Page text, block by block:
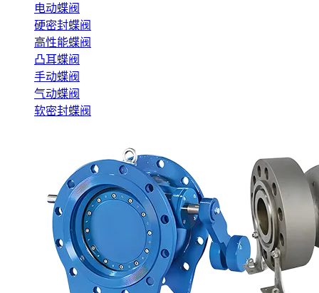
电动蝶阀
硬密封蝶阀
高性能蝶阀
凸耳蝶阀
手动蝶阀
气动蝶阀
软密封蝶阀